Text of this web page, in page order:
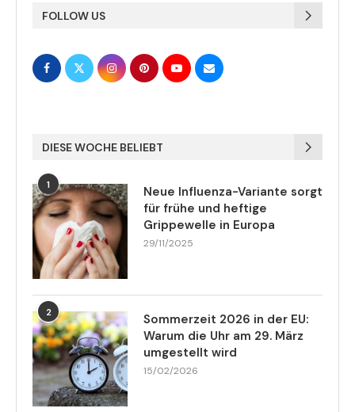
FOLLOW US
DIESE WOCHE BELIEBT
1
Neue Influenza-Variante sorgt
für frühe und heftige
Grippewelle in Europa
29/11/2025
2
Sommerzeit 2026 in der EU:
Warum die Uhr am 29. März
umgestellt wird
15/02/2026